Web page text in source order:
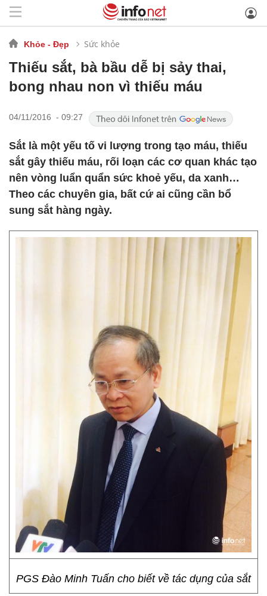
Khỏe - Đẹp Sức khỏe
Thiếu sắt, bà bầu dễ bị sảy thai,
bong nhau non vì thiếu máu
04/11/2016 - 09:27
Sắt là một yếu tố vi lượng trong tạo máu, thiếu
sắt gây thiếu máu, rối loạn các cơ quan khác tạo
nên vòng luẩn quẩn sức khoẻ yếu, da xanh…
Theo các chuyên gia, bất cứ ai cũng cần bổ
sung sắt hàng ngày.
PGS Đào Minh Tuấn cho biết về tác dụng của sắt